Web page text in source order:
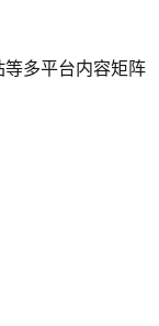
多平台内容矩阵